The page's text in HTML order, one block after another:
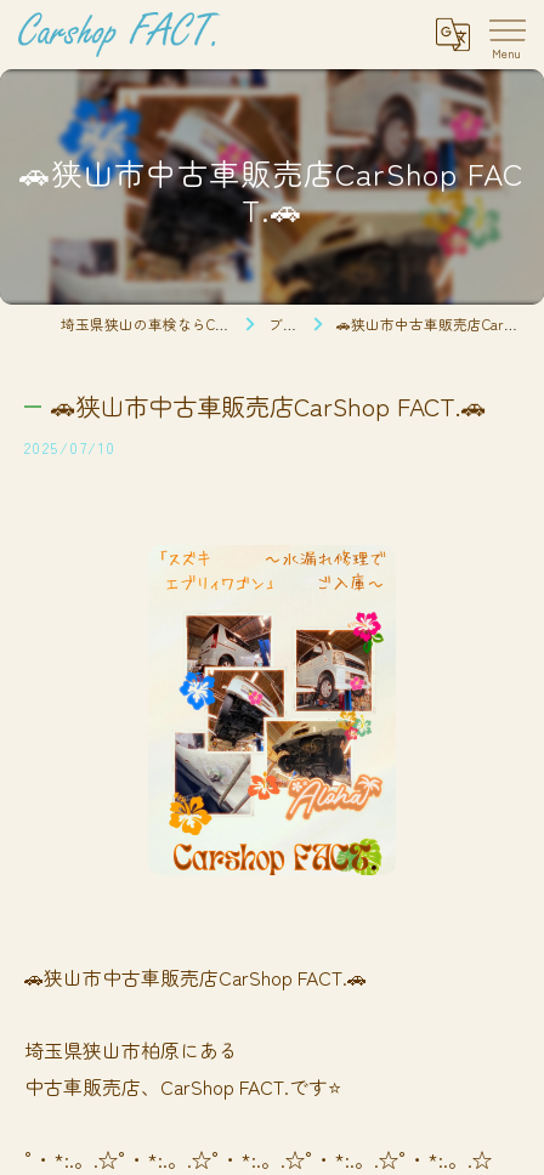
🚗狭山市中古車販売店CarShop FAC
T.🚗
ブログ 🚗狭山市中古車販売店CarShop FACT.🚗
🚗狭山市中古車販売店CarShop FACT.🚗
2025/07/10
🚗狭山市中古車販売店CarShop FACT.🚗
埼玉県狭山市柏原にある
中古車販売店、CarShop FACT.です⭐️
°・*:.。.☆°・*:.。.☆°・*:.。.☆°・*:.。.☆°・*:.。.☆